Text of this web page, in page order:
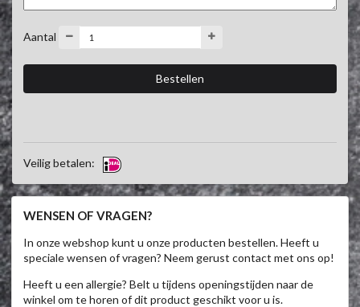
Aantal
Veilig betalen:
WENSEN OF VRAGEN?
In onze webshop kunt u onze producten bestellen. Heeft u
speciale wensen of vragen? Neem gerust contact met ons op!
Heeft u een allergie? Belt u tijdens openingstijden naar de
winkel om te horen of dit product geschikt voor u is.